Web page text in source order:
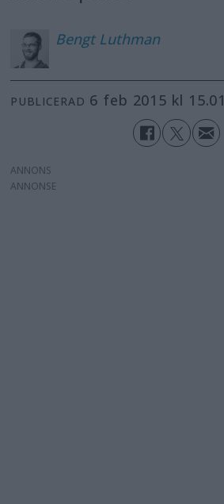
Bengt Luthman
PUBLICERAD 6 feb 2015 kl 15.01
ANNONS